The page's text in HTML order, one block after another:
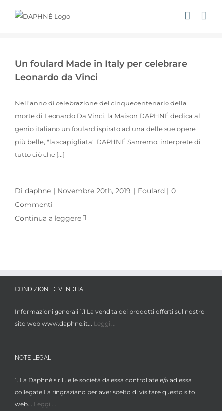
Un foulard Made in Italy per celebrare
Leonardo da Vinci
Nell'anno di celebrazione del cinquecentenario della
morte di Leonardo Da Vinci, la Maison DAPHNÉ dedica al
genio italiano un foulard ispirato ad una delle sue opere
più belle, "la scapigliata" DAPHNÉ Sanremo, interprete di
tutto ciò che [...]
Di daphne | Novembre 20th, 2019 | Foulard | 0
Commenti
Continua a leggere
CONDIZIONI DI VENDITA
Informazioni generali 1.1 La vendita dei prodotti offerti sul nostro
sito web www.daphne.it... Leggi ...
NOTE LEGALI
1. La Daphné s.r.l.. e le società da essa controllate e/o ad essa
collegate La ringraziano per aver scelto di visitare questo sito
web... Leggi ...